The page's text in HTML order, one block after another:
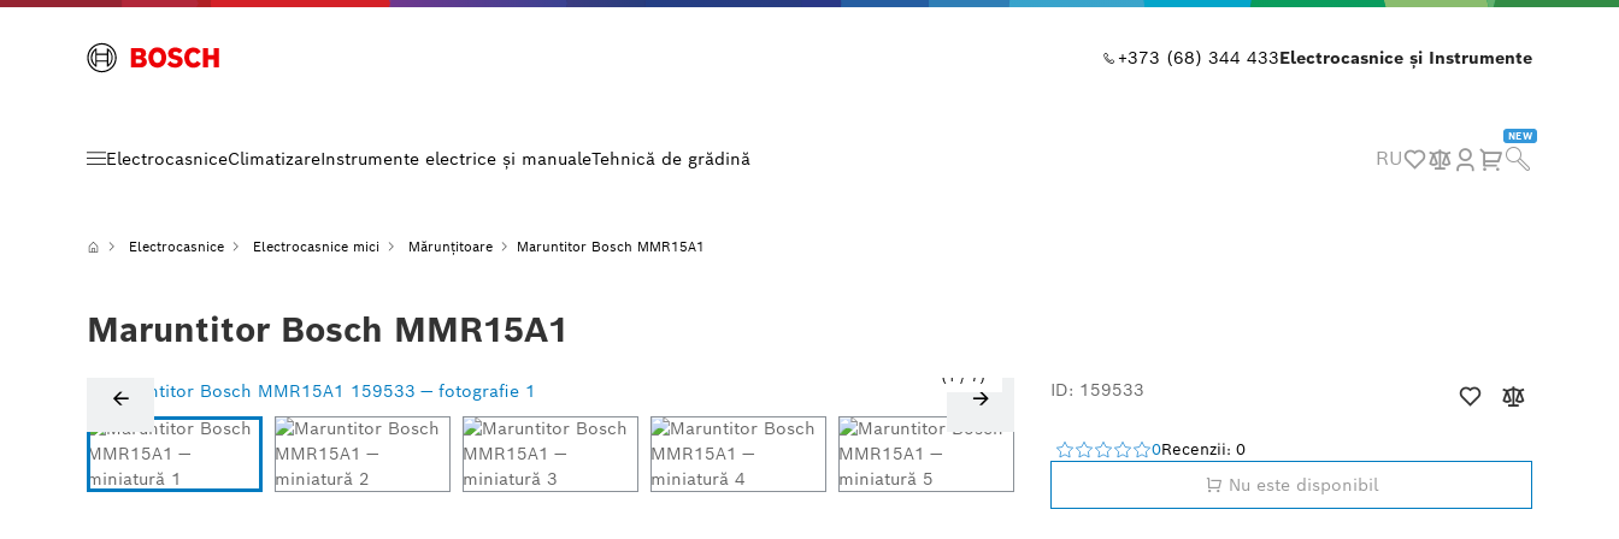
+373 (68) 344 433Electrocasnice și Instrumente
ElectrocasniceClimatizareInstrumente electrice și manualeTehnică de grădină RU
NEW
Electrocasnice Electrocasnice mici Mărunțitoare Maruntitor Bosch MMR15A1
Maruntitor Bosch MMR15A1
1 / 7
ID: 159533
0Recenzii: 0
Nu este disponibil